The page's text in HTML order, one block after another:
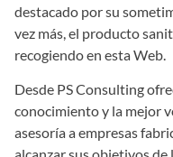
destacado por su
vez más, el producto
recogiendo en esta Web.
Desde PS Consulting
conocimiento y la mejor
asesoría a empresas